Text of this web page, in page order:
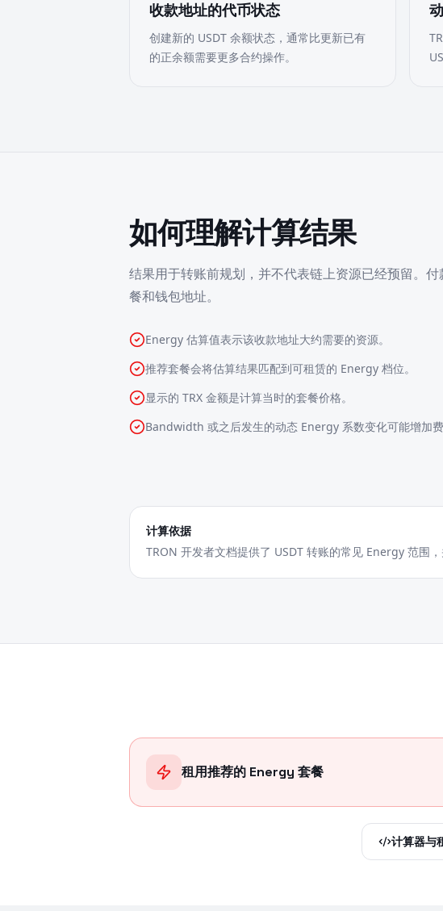
收款地址的代币状态
创建新的 USDT 余额状态，通常比更新已有
的正余额需要更多合约操作。
如何理解计算结果
结果用于转账前规划，并不代表链上资源已经预留。
餐和钱包地址。
Energy 估算值表示该收款地址大约需要的资源。
推荐套餐会将估算结果匹配到可租赁的 Energy 档位。
显示的 TRX 金额是计算当时的套餐价格。
Bandwidth 或之后发生的动态 Energy 系数变化可能增加费
计算依据
TRON 开发者文档提供了 USDT 转账的常见 Energy 范围
租用推荐的 Energy 套餐
计算器与